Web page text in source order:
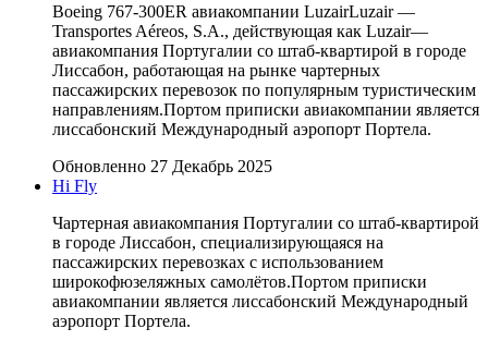
Boeing 767-300ER авиакомпании LuzairLuzair —
Transportes Aéreos, S.A., действующая как Luzair—
авиакомпания Португалии со штаб-квартирой в городе
Лиссабон, работающая на рынке чартерных
пассажирских перевозок по популярным туристическим
направлениям.Портом приписки авиакомпании является
лиссабонский Международный аэропорт Портела.
Обновленно 27 Декабрь 2025
Hi Fly
Чартерная авиакомпания Португалии со штаб-квартирой
в городе Лиссабон, специализирующаяся на
пассажирских перевозках с использованием
широкофюзеляжных самолётов.Портом приписки
авиакомпании является лиссабонский Международный
аэропорт Портела.